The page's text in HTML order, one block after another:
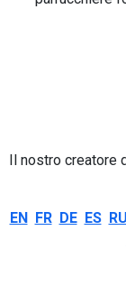
Il nostro creatore
EN FR DE ES RU